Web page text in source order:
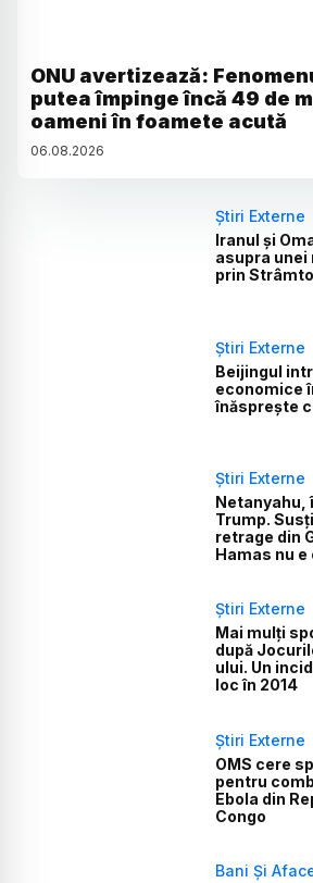
ONU avertizează:
putea împinge încă 49 de
oameni în foamete acută
06.08.2026
Știri Externe
Iranul și
asupra unei
prin
Știri Externe
Beijingul
economice
înăsprește
Știri Externe
Netanyahu,
Trump.
retrage din
Hamas nu
Știri Externe
Mai mulți
după
ului. Un
loc în 2014
Știri Externe
OMS cere
pentru
Ebola din
Congo
Bani Și